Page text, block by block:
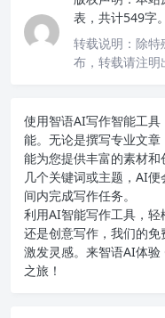
表，共计549字。
转载说明： 除特
布，转载请注明
使用智语AI写作智能工具
能。无论是撰写专业文
能为您提供丰富的素材
几个关键词或主题，AI
间内完成写作任务。
利用AI智能写作工具，
还是创意写作，我们的免
激发灵感。来智语AI体验
之旅！